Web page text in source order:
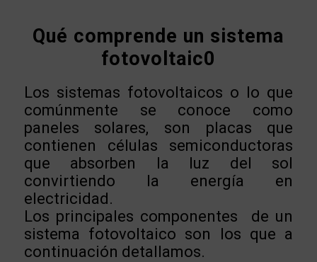
Qué comprende un sistema
fotovoltaic0
Los sistemas fotovoltaicos o lo que
comúnmente se conoce como
paneles solares, son placas que
contienen células semiconductoras
que absorben la luz del sol
convirtiendo la energía en
electricidad.
Los principales componentes de un
sistema fotovoltaico son los que a
continuación detallamos.